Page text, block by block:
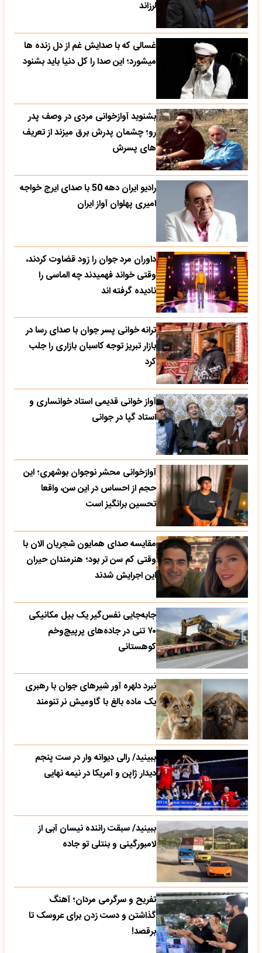
لرزاند
غسالی که با صدایش غم از دل زنده ها
میشورد؛ این صدا را کل دنیا باید بشنود
بشنوید آوازخوانی مردی در وصف پدر
رو؛ چشمان پدرش برق میزند از تعریف
های پسرش
رادیو ایران دهه 50 با صدای ایرج خواجه
امیری پهلوان آواز ایران
داوران مرد جوان را زود قضاوت کردند،
وقتی خواند فهمیدند چه الماسی را
نادیده گرفته اند
ترانه خوانی پسر جوان با صدای رسا در
بازار تبریز توجه کاسبان بازاری را جلب
کرد
آواز خوانی قدیمی استاد خوانساری و
استاد گپا در جوانی
آوازخوانی محشر نوجوان بوشهری؛ این
حجم از احساس در این سن، واقعا
تحسین‌ برانگیز است
مقایسه صدای همایون شجریان الان با
وقتی کم سن تر بود؛ هنرمندان حیران
این اجرایش شدند
جابه‌جایی نفس‌گیر یک بیل مکانیکی
۷۰ تنی در جاده‌های پرپیچ‌وخم
کوهستانی
نبرد دلهره آور شیرهای جوان با رهبری
یک ماده بالغ با گاومیش نر تنومند
ببینید/ رالی دیوانه وار در ست پنجم
دیدار ژاپن و آمریکا در نیمه نهایی
ببینید/ سبقت راننده نیسان آبی از
لامبورگینی و بنتلی تو جاده
تفریح و سرگرمی مردان؛ آهنگ
گذاشتن و دست زدن برای عروسک تا
برقصد!